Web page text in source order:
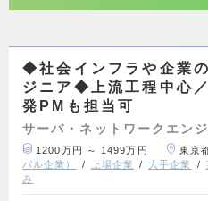
◆社会インフラや企業
ジニア◆上流工程中心
発PMも担当可
サーバ・ネットワークエン
1200万円 ～ 1499万円 東京
バル企業）
上場企業 大手企業
み